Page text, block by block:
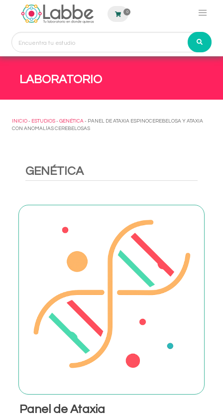
0
LABORATORIO
INICIO - ESTUDIOS - GENÉTICA - PANEL DE ATAXIA ESPINOCEREBELOSA Y ATAXIA
CON ANOMALÍAS CEREBELOSAS
GENÉTICA
Panel de Ataxia